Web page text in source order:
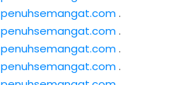
penuhsemangat.com.
penuhsemangat.com.
penuhsemangat.com.
penuhsemangat.com.